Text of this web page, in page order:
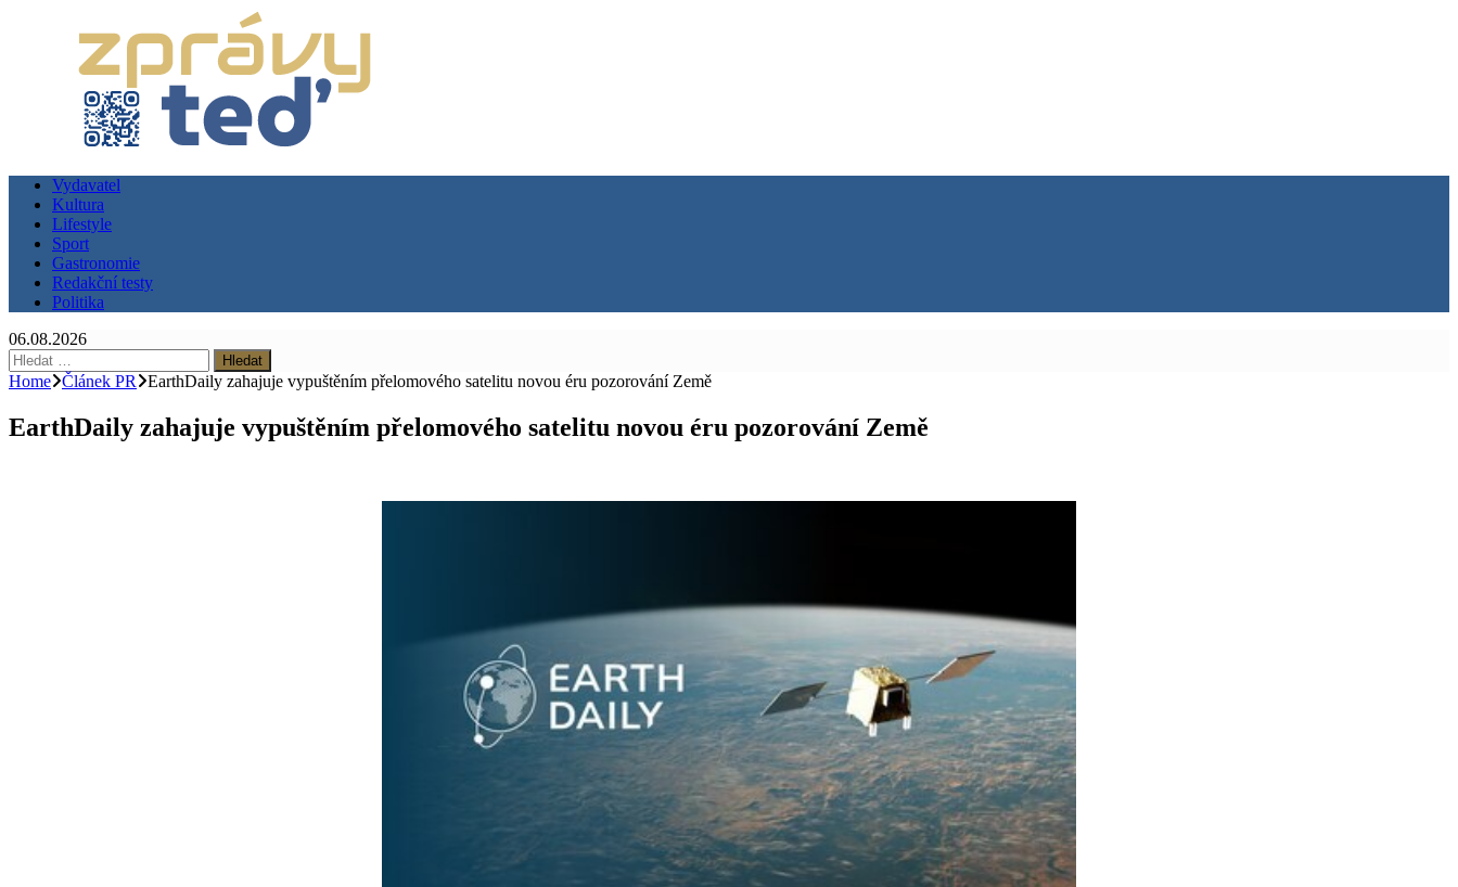
Vydavatel
Kultura
Lifestyle
Sport
Gastronomie
Redakční testy
Politika
06.08.2026
Vyhledávání
Home Článek PR EarthDaily zahajuje vypuštěním přelomového satelitu novou éru pozorování Země
EarthDaily zahajuje vypuštěním přelomového satelitu novou éru pozorování Země